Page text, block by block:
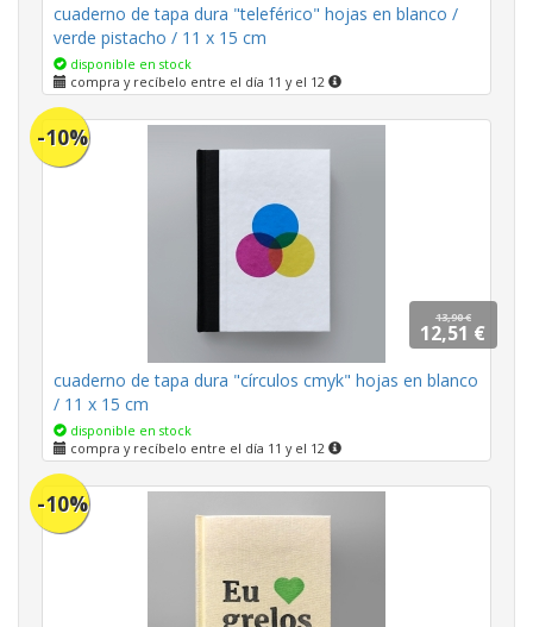
cuaderno de tapa dura "teleférico" hojas en blanco /
verde pistacho / 11 x 15 cm
disponible en stock
compra y recíbelo entre el día 11 y el 12
-10%
13,90 €
12,51 €
cuaderno de tapa dura "círculos cmyk" hojas en blanco
/ 11 x 15 cm
disponible en stock
compra y recíbelo entre el día 11 y el 12
-10%